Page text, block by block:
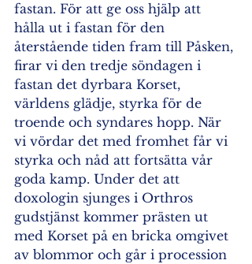
fastan. För att ge oss hjälp att
hålla ut i fastan för den
återstående tiden fram till Påsken,
firar vi den tredje söndagen i
fastan det dyrbara Korset,
världens glädje, styrka för de
troende och syndares hopp. När
vi vördar det med fromhet får vi
styrka och nåd att fortsätta vår
goda kamp. Under det att
doxologin sjunges i Orthros
gudstjänst kommer prästen ut
med Korset på en bricka omgivet
av blommor och går i procession